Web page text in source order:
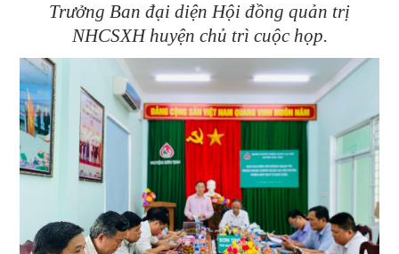
Trưởng Ban đại diện Hội đồng quản trị
NHCSXH huyện chủ trì cuộc họp.